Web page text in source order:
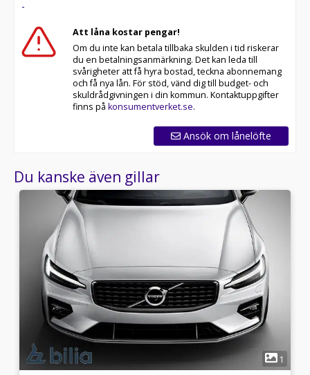
-
Att låna kostar pengar!
Om du inte kan betala tillbaka skulden i tid riskerar
du en betalningsanmärkning. Det kan leda till
svårigheter att få hyra bostad, teckna abonnemang
och få nya lån. För stöd, vänd dig till budget- och
skuldrådgivningen i din kommun. Kontaktuppgifter
finns på konsumentverket.se.
Ansök om lånelöfte
Du kanske även gillar
1